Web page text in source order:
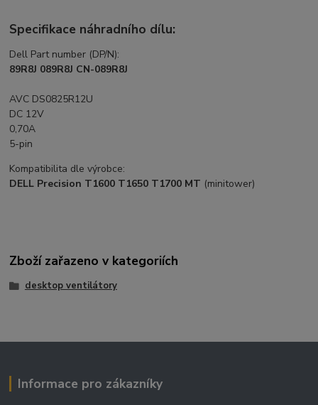
Specifikace náhradního dílu:
Dell Part number (DP/N):
89R8J 089R8J CN-089R8J
AVC DS0825R12U
DC 12V
0,70A
5-pin
Kompatibilita dle výrobce:
DELL Precision T1600 T1650 T1700 MT (minitower)
Zboží zařazeno v kategoriích
desktop ventilátory
Informace pro zákazníky